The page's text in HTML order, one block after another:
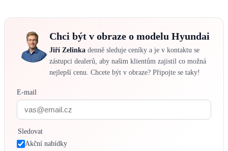
Chci být v obraze o modelu Hyundai
Jiří Zelinka denně sleduje ceníky a je v kontaktu se
zástupci dealerů, aby našim klientům zajistil co možná
nejlepší cenu. Chcete být v obraze? Připojte se taky!
E-mail
Sledovat
Akční nabídky